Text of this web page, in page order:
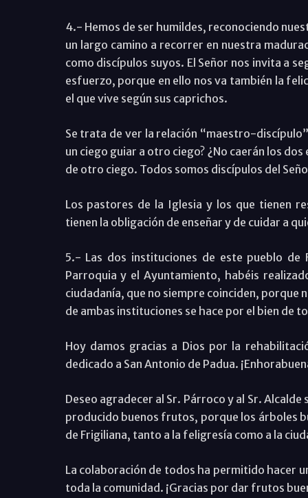
4.- Hemos de ser humildes, reconociendo
un largo camino a recorrer en nuestra
como discípulos suyos. El Señor nos invita a
esfuerzo, porque en ello nos va también la
el que vive según sus caprichos.
Se trata de ver la relación “maestro-
un ciego guiar a otro ciego? ¿No caerán los
de otro ciego. Todos somos discípulos del
Los pastores de la Iglesia y los que tienen
tienen la obligación de enseñar y de cuidar a
5.- Las dos instituciones de este pueblo de
Parroquia y el Ayuntamiento, habéis
ciudadanía, que no siempre coinciden, porque
de ambas instituciones se hace por el bien de
Hoy damos gracias a Dios por la
dedicado a San Antonio de Padua.
Deseo agradecer al Sr. Párroco y al Sr.
producido buenos frutos, porque los árboles
de Frigiliana, tanto a la feligresía como a la
La colaboración de todos ha permitido hacer
toda la comunidad. ¡Gracias por dar frutos